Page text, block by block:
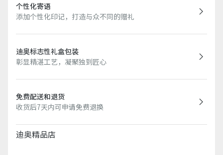
个性化寄语
添加个性化印记，打造与众不同的赠礼
迪奥标志性礼盒包装
彰显精湛工艺，凝聚独到匠心
免费配送和退货
收货后7天内可申请免费退换
迪奥精品店